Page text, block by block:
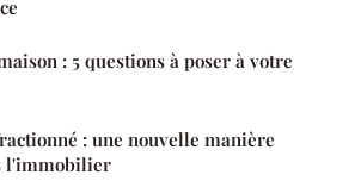
: 5 questions à poser à votre
: une nouvelle manière
l'immobilier